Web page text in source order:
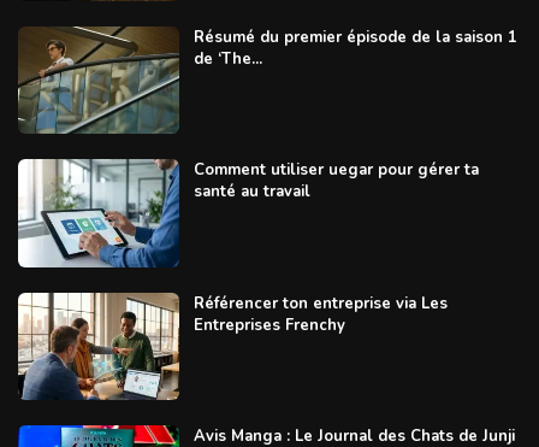
Résumé du premier épisode de la saison 1
de ‘The...
Comment utiliser uegar pour gérer ta
santé au travail
Référencer ton entreprise via Les
Entreprises Frenchy
Avis Manga : Le Journal des Chats de Junji